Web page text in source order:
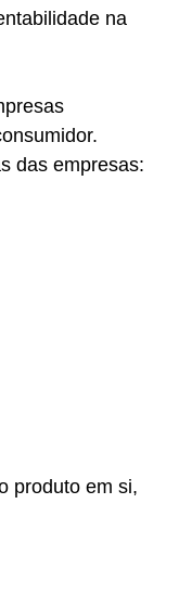
na
das empresas:
produto em si,